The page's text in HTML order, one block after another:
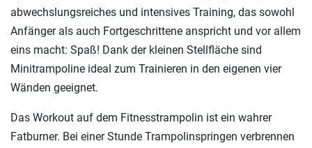
abwechslungsreiches und intensives Training, das sowohl
Anfänger als auch Fortgeschrittene anspricht und vor allem
eins macht: Spaß! Dank der kleinen Stellfläche sind
Minitrampoline ideal zum Trainieren in den eigenen vier
Wänden geeignet.
Das Workout auf dem Fitnesstrampolin ist ein wahrer
Fatburner. Bei einer Stunde Trampolinspringen verbrennen